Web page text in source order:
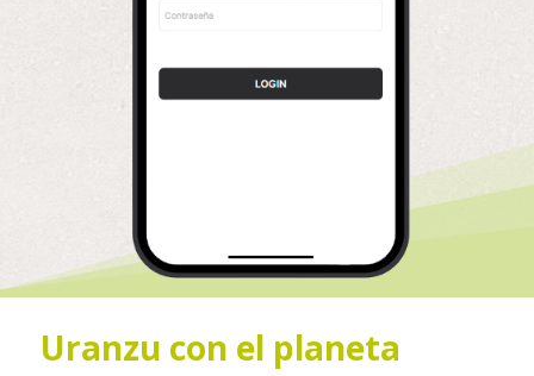
Uranzu con el planeta